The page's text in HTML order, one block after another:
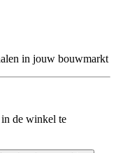
in jouw bouwmarkt
de winkel te